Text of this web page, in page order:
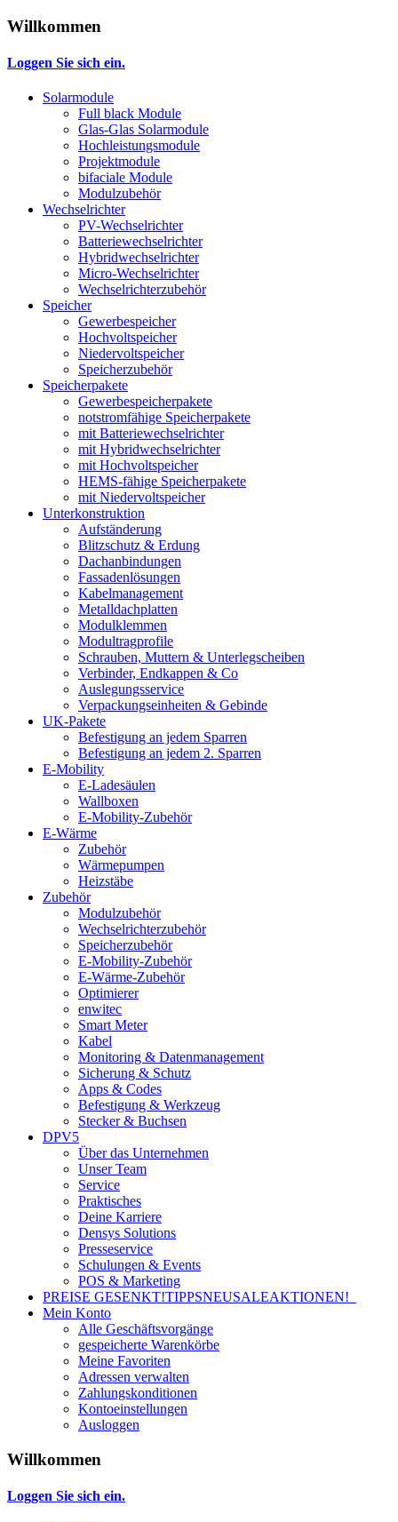
Willkommen
Loggen Sie sich ein.
Solarmodule
Full black Module
Glas-Glas Solarmodule
Hochleistungsmodule
Projektmodule
bifaciale Module
Modulzubehör
Wechselrichter
PV-Wechselrichter
Batteriewechselrichter
Hybridwechselrichter
Micro-Wechselrichter
Wechselrichterzubehör
Speicher
Gewerbespeicher
Hochvoltspeicher
Niedervoltspeicher
Speicherzubehör
Speicherpakete
Gewerbespeicherpakete
notstromfähige Speicherpakete
mit Batteriewechselrichter
mit Hybridwechselrichter
mit Hochvoltspeicher
HEMS-fähige Speicherpakete
mit Niedervoltspeicher
Unterkonstruktion
Aufständerung
Blitzschutz & Erdung
Dachanbindungen
Fassadenlösungen
Kabelmanagement
Metalldachplatten
Modulklemmen
Modultragprofile
Schrauben, Muttern & Unterlegscheiben
Verbinder, Endkappen & Co
Auslegungsservice
Verpackungseinheiten & Gebinde
UK-Pakete
Befestigung an jedem Sparren
Befestigung an jedem 2. Sparren
E-Mobility
E-Ladesäulen
Wallboxen
E-Mobility-Zubehör
E-Wärme
Zubehör
Wärmepumpen
Heizstäbe
Zubehör
Modulzubehör
Wechselrichterzubehör
Speicherzubehör
E-Mobility-Zubehör
E-Wärme-Zubehör
Optimierer
enwitec
Smart Meter
Kabel
Monitoring & Datenmanagement
Sicherung & Schutz
Apps & Codes
Befestigung & Werkzeug
Stecker & Buchsen
DPV5
Über das Unternehmen
Unser Team
Service
Praktisches
Deine Karriere
Densys Solutions
Presseservice
Schulungen & Events
POS & Marketing
PREISE GESENKT!TIPPSNEUSALEAKTIONEN!
Mein Konto
Alle Geschäftsvorgänge
gespeicherte Warenkörbe
Meine Favoriten
Adressen verwalten
Zahlungskonditionen
Kontoeinstellungen
Ausloggen
Willkommen
Loggen Sie sich ein.